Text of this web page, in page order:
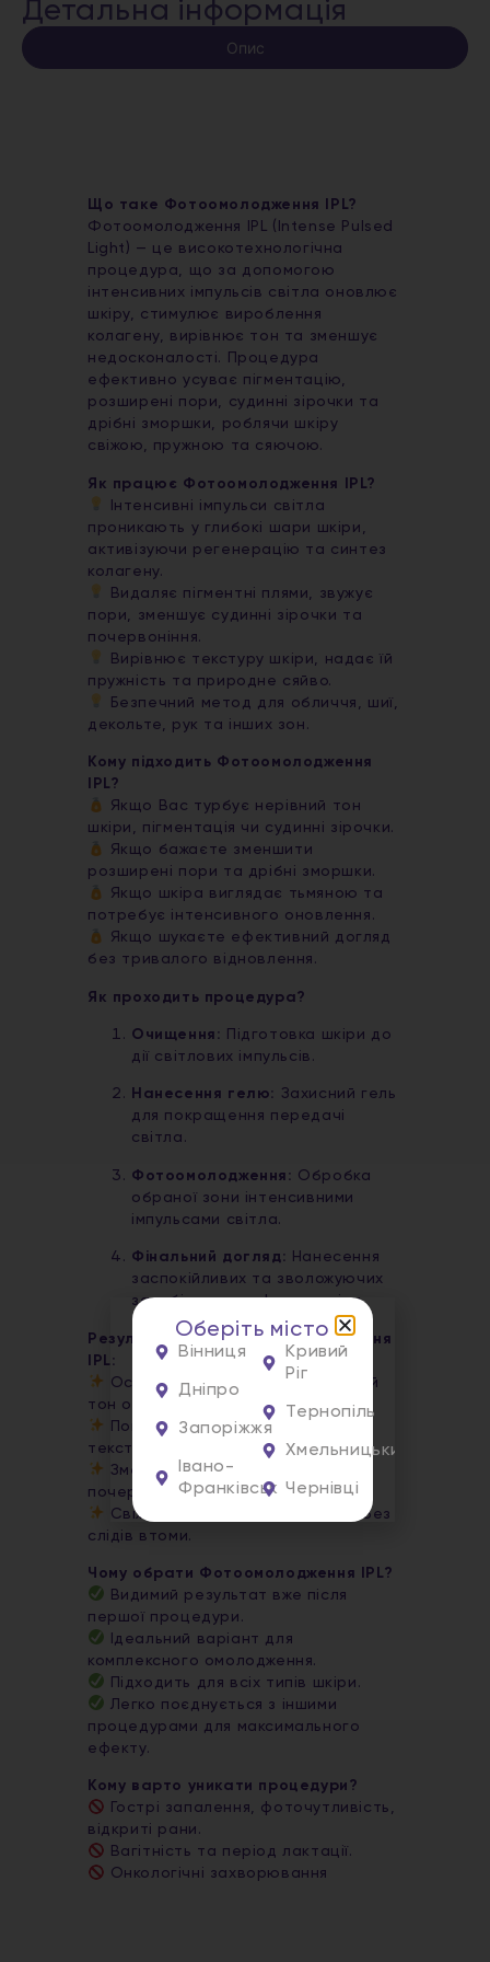
Детальна інформація
Опис
Що таке Фотоомолодження IPL?
Фотоомолодження IPL (Intense Pulsed
Light) — це високотехнологічна
процедура, що за допомогою
інтенсивних імпульсів світла оновлює
шкіру, стимулює вироблення
колагену, вирівнює тон та зменшує
недосконалості. Процедура
ефективно усуває пігментацію,
розширені пори, судинні зірочки та
дрібні зморшки, роблячи шкіру
свіжою, пружною та сяючою.
Як працює Фотоомолодження IPL?
Інтенсивні імпульси світла
проникають у глибокі шари шкіри,
активізуючи регенерацію та синтез
колагену.
Видаляє пігментні плями, звужує
пори, зменшує судинні зірочки та
почервоніння.
Вирівнює текстуру шкіри, надає їй
пружність та природне сяйво.
Безпечний метод для обличчя, шиї,
декольте, рук та інших зон.
Кому підходить Фотоомолодження
IPL?
Якщо Вас турбує нерівний тон
шкіри, пігментація чи судинні зірочки.
Якщо бажаєте зменшити
розширені пори та дрібні зморшки.
Якщо шкіра виглядає тьмяною та
потребує інтенсивного оновлення.
Якщо шукаєте ефективний догляд
без тривалого відновлення.
Як проходить процедура?
Очищення:
Підготовка шкіри до
дії світлових імпульсів.
Нанесення гелю: Захисний гель
для покращення передачі
світла.
Фотоомолодження: Обробка
обраної зони інтенсивними
імпульсами світла.
Фінальний догляд: Нанесення
заспокійливих та зволожуючих
засобів для комфорту шкіри.
Результати після Фотоомолодження
IPL:
Освітлення пігментації та рівний
тон обличчя.
Помітне звуження пор та гладка
текстура шкіри.
Зменшення судинних зірочок та
почервонінь.
Свіжа, пружна та сяюча шкіра без
слідів втоми.
Чому обрати Фотоомолодження IPL?
Видимий результат вже після
першої процедури.
Ідеальний варіант для
комплексного омолодження.
Підходить для всіх типів шкіри.
Легко поєднується з іншими
процедурами для максимального
ефекту.
Кому варто уникати процедури?
Гострі запалення, фоточутливість,
відкриті рани.
Вагітність та період лактації.
Онкологічні захворювання
Оберіть місто
Вінниця
Дніпро
Запоріжжя
Івано-
Франківськ
Кривий
Ріг
Тернопіль
Хмельницький
Чернівці